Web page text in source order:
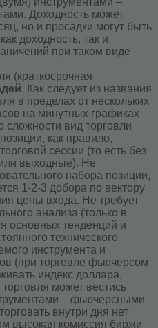
Доходность может
но и просадки могут быть
доходность, так и
при таком виде
(краткосрочная
. Как следует из названия
в пределах от нескольких
на минутных графиках
сложности вид торговли
как правило,
сессии (то есть без
выходные). Не
набора позиции,
1-2-3 добора по вектору
цены входа. Не требует
анализа (только в
основных тенденций и
технического
инструмента и
(при торговле фьючерсом
индекс доллара,
может вестись
– фьючерсными
внутри дня нет
высокая комиссия биржи